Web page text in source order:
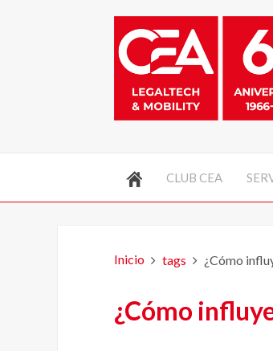
CLUB CEA
Inicio tags ¿Cómo
¿Cómo